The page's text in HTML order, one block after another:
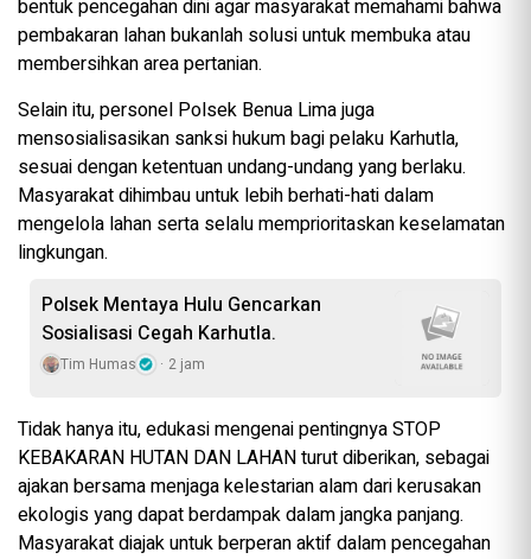
bentuk pencegahan dini agar masyarakat memahami bahwa
pembakaran lahan bukanlah solusi untuk membuka atau
membersihkan area pertanian.
Selain itu, personel Polsek Benua Lima juga
mensosialisasikan sanksi hukum bagi pelaku Karhutla,
sesuai dengan ketentuan undang-undang yang berlaku.
Masyarakat dihimbau untuk lebih berhati-hati dalam
mengelola lahan serta selalu memprioritaskan keselamatan
lingkungan.
Polsek Mentaya Hulu Gencarkan
Sosialisasi Cegah Karhutla.
Tim Humas 2 jam
Tidak hanya itu, edukasi mengenai pentingnya STOP
KEBAKARAN HUTAN DAN LAHAN turut diberikan, sebagai
ajakan bersama menjaga kelestarian alam dari kerusakan
ekologis yang dapat berdampak dalam jangka panjang.
Masyarakat diajak untuk berperan aktif dalam pencegahan